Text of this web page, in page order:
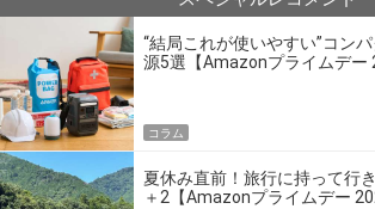
“結局これが使いやすい”コン
源5選【Amazonプライムデー
コラム
夏休み直前！旅行に持って行
＋2【Amazonプライムデー